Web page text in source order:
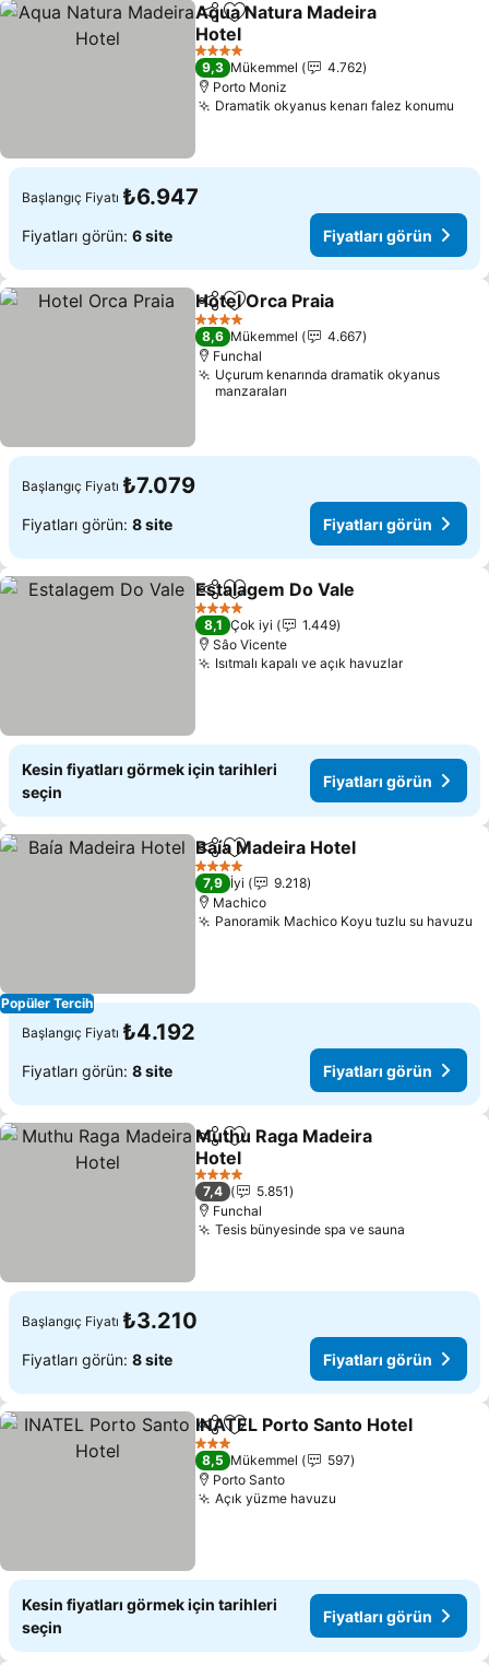
PaylaşFavorilerime ekle
Aqua Natura Madeira
Hotel
Fiyatları görün
4 Yıldız
9,3 Mükemmel
4.762
Porto Moniz
Dramatik okyanus kenarı falez konumu
Başlangıç Fiyatı ₺6.947
Fiyatları görün: 6 site Fiyatları görün
PaylaşFavorilerime ekle
Hotel Orca Praia
4 Yıldız
8,6 Mükemmel
4.667
Funchal
Uçurum kenarında dramatik okyanus
manzaraları
Başlangıç Fiyatı ₺7.079
Fiyatları görün: 8 site Fiyatları görün
PaylaşFavorilerime ekle
Estalagem Do Vale
4 Yıldız
8,1 Çok iyi
1.449
Sâo Vicente
Isıtmalı kapalı ve açık havuzlarFiyatları
Kesin fiyatları görmek için tarihleri
seçin
Fiyatları görün
Popüler Tercih
PaylaşFavorilerime ekle
Baía Madeira Hotel
4 Yıldız
7,9 İyi
9.218
Machico
Panoramik Machico Koyu tuzlu su havuzu
Başlangıç Fiyatı ₺4.192
Fiyatları görün: 8 site Fiyatları görün
PaylaşFavorilerime ekle
Muthu Raga Madeira
Hotel
Fiyatları görün
4 Yıldız
7,4
5.851
Funchal
Tesis bünyesinde spa ve sauna
Başlangıç Fiyatı ₺3.210
Fiyatları görün: 8 site Fiyatları görün
PaylaşFavorilerime ekle
INATEL Porto Santo Hotel
3 Yıldız
8,5 Mükemmel
597
Porto Santo
Açık yüzme havuzu
Kesin fiyatları görmek için tarihleri
seçin
Fiyatları görün